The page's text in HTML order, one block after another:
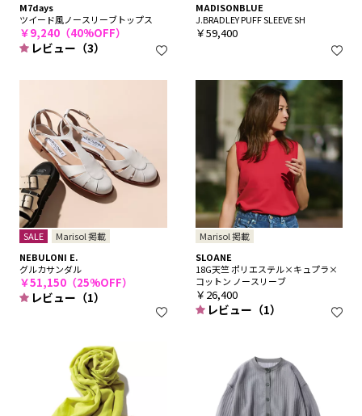
M7days
ツイード風ノースリーブトップス
￥9,240（40%OFF）
レビュー（3）
MADISONBLUE
J.BRADLEY PUFF SLEEVE SH
￥59,400
SALE
Marisol 掲載
NEBULONI E.
グルカサンダル
￥51,150（25%OFF）
レビュー（1）
Marisol 掲載
SLOANE
18G天竺 ポリエステル×キュプラ×
コットン ノースリーブ
￥26,400
レビュー（1）